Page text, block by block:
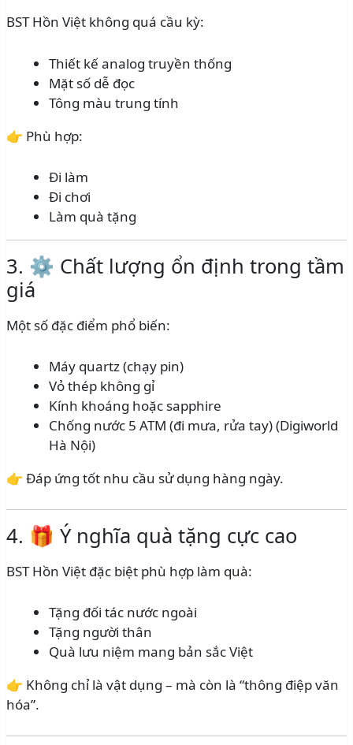
BST Hồn Việt không quá cầu kỳ:
Thiết kế analog truyền thống
Mặt số dễ đọc
Tông màu trung tính
👉 Phù hợp:
Đi làm
Đi chơi
Làm quà tặng
3. ⚙️ Chất lượng ổn định trong tầm
giá
Một số đặc điểm phổ biến:
Máy quartz (chạy pin)
Vỏ thép không gỉ
Kính khoáng hoặc sapphire
Chống nước 5 ATM (đi mưa, rửa tay) (Digiworld
Hà Nội)
👉 Đáp ứng tốt nhu cầu sử dụng hàng ngày.
4. 🎁 Ý nghĩa quà tặng cực cao
BST Hồn Việt đặc biệt phù hợp làm quà:
Tặng đối tác nước ngoài
Tặng người thân
Quà lưu niệm mang bản sắc Việt
👉 Không chỉ là vật dụng – mà còn là “thông điệp văn
hóa”.